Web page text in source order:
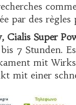
par des règles
Cialis Super
7 Stunden.
mit
mit einer